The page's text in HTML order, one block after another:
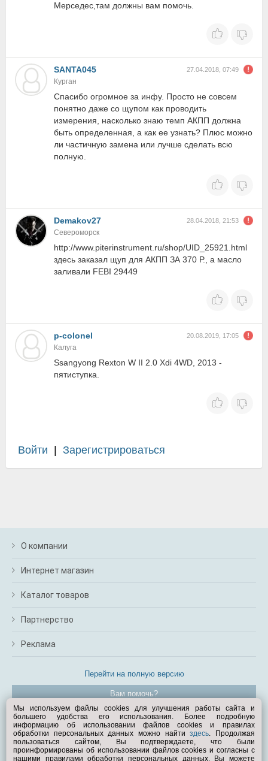
Мерседес,там должны вам помочь.
SANTA045 27.04.2018, 07:49
Курган
Спасибо огромное за инфу. Просто не совсем
понятно даже со щупом как проводить
измерения, насколько знаю темп АКПП должна
быть определенная, а как ее узнать? Плюс можно
ли частичную замена или лучше сделать всю
полную.
Demakov27 28.04.2018, 21:53
Североморск
http://www.piterinstrument.ru/shop/UID_25921.html
здесь заказал щуп для АКПП ЗА 370 Р., а масло
заливали FEBI 29449
p-colonel 20.08.2019, 17:05
Калуга
Ssangyong Rexton W II 2.0 Xdi 4WD, 2013 -
пятиступка.
Войти Зарегистрироваться
О компании
Интернет магазин
Каталог товаров
Партнерство
Реклама
Перейти на полную версию
Вам помочь?
© Exist.ru 1998—2026
Мы используем файлы cookies для улучшения работы сайта и
большего удобства его использования. Более подробную
информацию об использовании файлов cookies и правилах
обработки персональных данных можно найтиздесь. Продолжая
пользоваться сайтом, Вы подтверждаете, что были
проинформированы об использовании файлов cookies и согласны с
нашими правилами обработки персональных данных. Вы можете